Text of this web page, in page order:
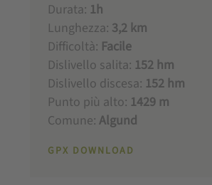
Durata: 1h
Lunghezza: 3,2 km
Difficoltà: Facile
Dislivello salita: 152 hm
Dislivello discesa: 152 hm
Punto più alto: 1429 m
Comune: Algund
GPX DOWNLOAD